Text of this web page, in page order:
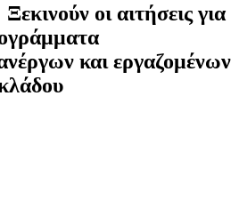
οι αιτήσεις για
και εργαζομένων